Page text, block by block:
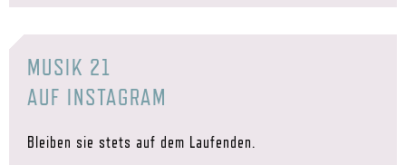
MUSIK 21
AUF INSTAGRAM
Bleiben sie stets auf dem Laufenden.